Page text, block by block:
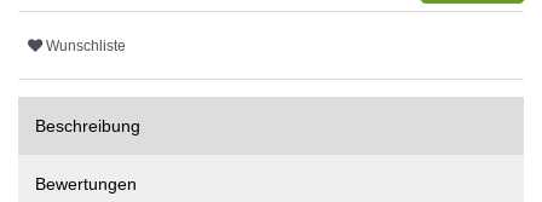
Wunschliste
Beschreibung
Bewertungen